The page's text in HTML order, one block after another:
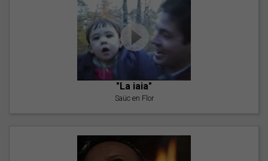
"La iaia"
Saüc en Flor